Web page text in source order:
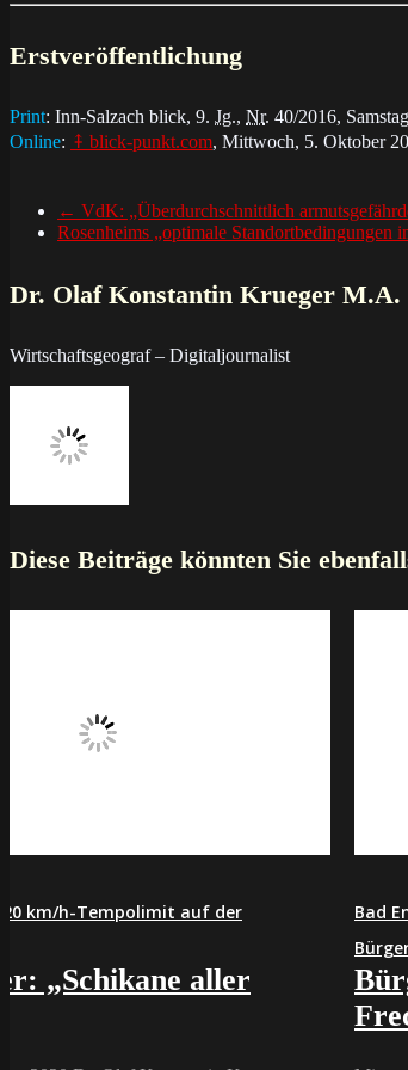
Erstveröffentlichung
Print: Inn-Salz­ach blick, 9. Jg., Nr. 40/2016,
Online: ⤉ blick-punkt.com, Mitt­woch, 5. Ok­to­ber
← VdK: „Überdurchschnittlich
Rosenheims „optimale Standortbedingungen
Dr. Olaf Konstantin Krueger M.A.
Wirtschaftsgeograf – Digitaljournalist
Diese Beiträge könnten Sie
Bad Endorfer Marktgemeinderat
Bürgerinitiative: